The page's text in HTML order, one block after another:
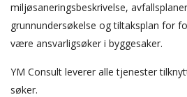
miljøsaneringsbeskrivelse,
grunnundersøkelse og tiltaksplan for
være ansvarligsøker i byggesaker.
YM Consult leverer alle tjenester
søker.